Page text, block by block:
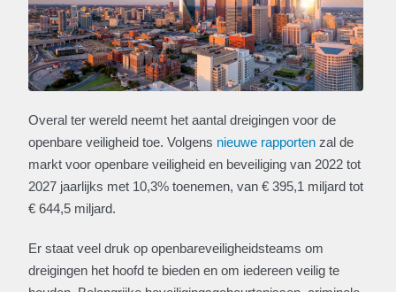
Overal ter wereld neemt het aantal dreigingen voor de
openbare veiligheid toe. Volgens nieuwe rapporten zal de
markt voor openbare veiligheid en beveiliging van 2022 tot
2027 jaarlijks met 10,3% toenemen, van € 395,1 miljard tot
€ 644,5 miljard.
Er staat veel druk op openbareveiligheidsteams om
dreigingen het hoofd te bieden en om iedereen veilig te